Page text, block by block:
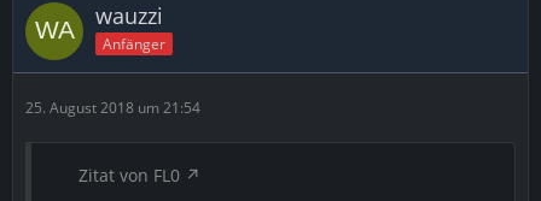
wauzzi
Anfänger
25. August 2018 um 21:54
Zitat von FL0